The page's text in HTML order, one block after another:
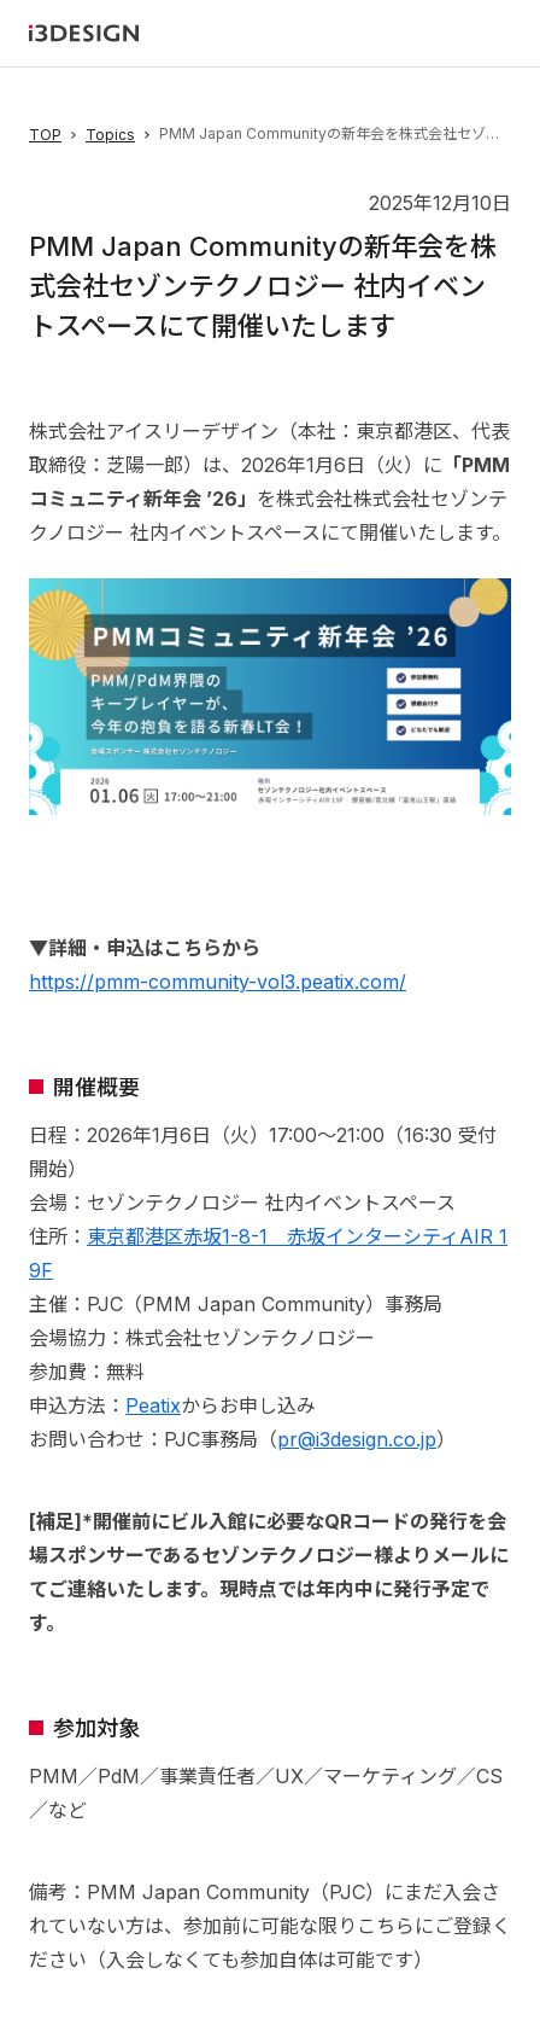
TOP Topics PMM Japan Communityの新年会を株式会社セゾンテクノロジー 社内イベントスペースにて開催いたします
2025年12月10日
PMM Japan Communityの新年会を株
式会社セゾンテクノロジー 社内イベン
トスペースにて開催いたします
株式会社アイスリーデザイン（本社：東京都港区、代表
取締役：芝陽一郎）は、2026年1月6日（火）に 「PMM
コミュニティ新年会 ’26」 を株式会社株式会社セゾンテ
クノロジー 社内イベントスペースにて開催いたします。
▼詳細・申込はこちらから
https://pmm-community-vol3.peatix.com/
開催概要
日程：2026年1月6日（火）17:00〜21:00（16:30 受付
開始）
会場：セゾンテクノロジー 社内イベントスペース
住所： 東京都港区赤坂1-8-1 赤坂インターシティAIR 1
9F
主催：PJC（PMM Japan Community）事務局
会場協力：株式会社セゾンテクノロジー
参加費：無料
申込方法： Peatixからお申し込み
お問い合わせ：PJC事務局（pr@i3design.co.jp）
[補足]*開催前にビル入館に必要なQRコードの発行を会
場スポンサーであるセゾンテクノロジー様よりメールに
てご連絡いたします。現時点では年内中に発行予定で
す。
参加対象
PMM／PdM／事業責任者／UX／マーケティング／CS
／など
備考：PMM Japan Community（PJC）にまだ入会さ
れていない方は、参加前に可能な限りこちらにご登録く
ださい（入会しなくても参加自体は可能です）